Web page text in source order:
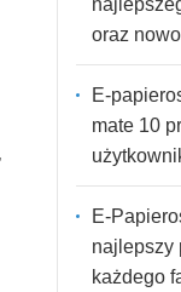
oraz
E-
mate 10
E-
najlepszy
każdego